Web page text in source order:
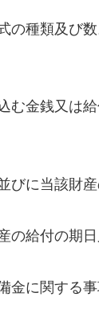
の種類及び
金銭又は
びに当該財
の給付の期
金に関する